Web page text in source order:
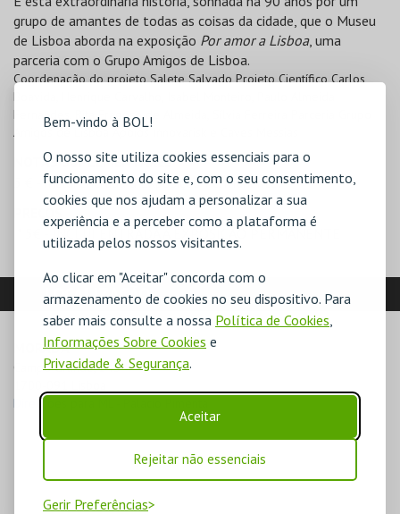
Bem-vindo à BOL!
O nosso site utiliza cookies essenciais para o
funcionamento do site e, com o seu consentimento,
cookies que nos ajudam a personalizar a sua
experiência e a perceber como a plataforma é
utilizada pelos nossos visitantes.
Ao clicar em "Aceitar" concorda com o
armazenamento de cookies no seu dispositivo. Para
saber mais consulte a nossa Política de Cookies,
Informações Sobre Cookies e
Privacidade & Segurança.
Aceitar
Rejeitar não essenciais
Gerir Preferências
grupo de amantes de todas as coisas da cidade, que o Museu
de Lisboa aborda na exposição Por amor a Lisboa, uma
parceria com o Grupo Amigos de Lisboa.
Coordenação do projeto Salete Salvado Projeto Científico Carlos
Boavida, Henrique Carvalho, Isabel Monteiro, Paulo Almeida
Fernandes, Rita Fragoso de Almeida, Sílvia Ferreira Parceria Grupo
Amigos de Lisboa Apoios Innovarisk e Caves Messias
NOTAS SUPLEMENTARES
5 € - Inclui entrada à Exposição Permanente.
* 5€ - INCLUI ENTRADA À EXPOSIÇÃO PERMANENTE
LOCALIZAÇÃO
MORADA
Campo Grande, 245
Direcções para ML - Palácio Pimenta